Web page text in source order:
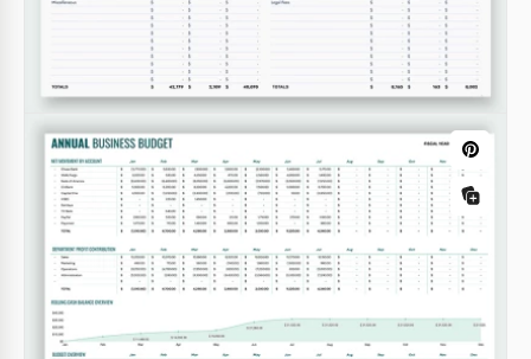
Presupuesto de puesta en marcha de
un negocio
¡Esta adaptable Plantilla de Presupuesto para
Empresas Emergentes es adecuada para cualquier
compañía! ¡Cree, administre y supervise la